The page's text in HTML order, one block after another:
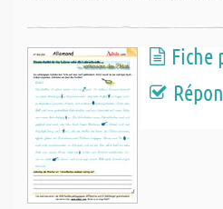
Fiche